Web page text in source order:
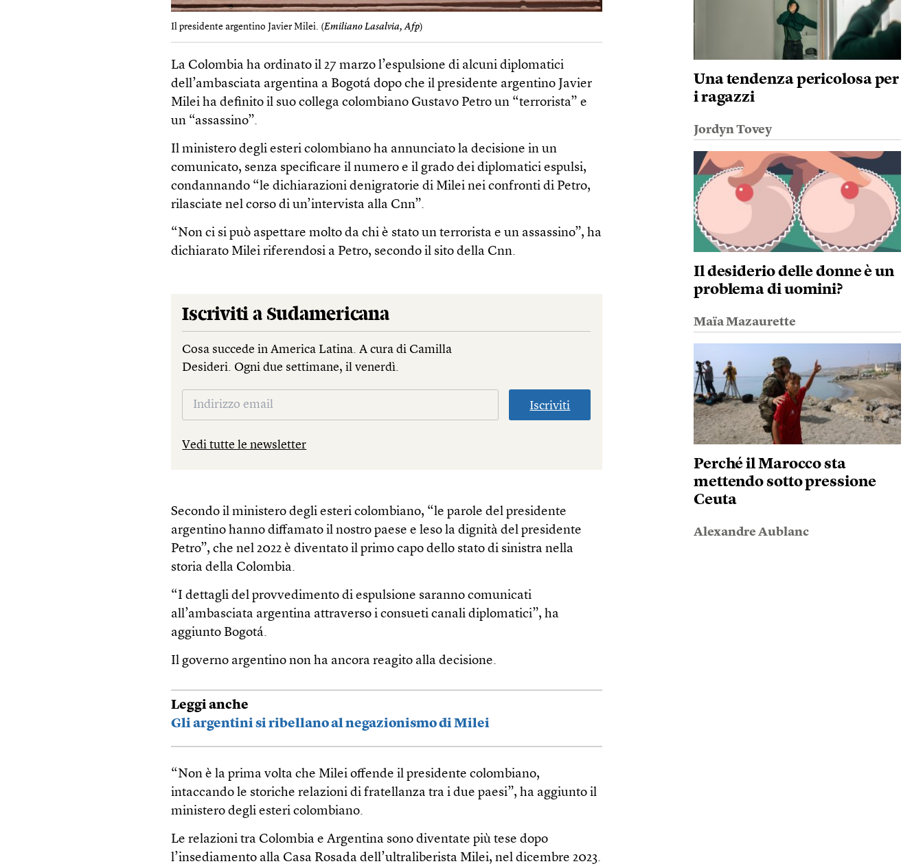
Il presidente argentino Javier Milei. (Emiliano Lasalvia, Afp)
La Colombia ha ordinato il 27 marzo l’espulsione di alcuni diplomatici
dell’ambasciata argentina a Bogotá dopo che il presidente argentino Javier
Milei ha definito il suo collega colombiano Gustavo Petro un “terrorista” e
un “assassino”.
Il ministero degli esteri colombiano ha annunciato la decisione in un
comunicato, senza specificare il numero e il grado dei diplomatici espulsi,
condannando “le dichiarazioni denigratorie di Milei nei confronti di Petro,
rilasciate nel corso di un’intervista alla Cnn”.
“Non ci si può aspettare molto da chi è stato un terrorista e un assassino”, ha
dichiarato Milei riferendosi a Petro, secondo il sito della Cnn.
Iscriviti a Sudamericana
Cosa succede in America Latina. A cura di Camilla
Desideri. Ogni due settimane, il venerdì.
Iscriviti
Vedi tutte le newsletter
Secondo il ministero degli esteri colombiano, “le parole del presidente
argentino hanno diffamato il nostro paese e leso la dignità del presidente
Petro”, che nel 2022 è diventato il primo capo dello stato di sinistra nella
storia della Colombia.
“I dettagli del provvedimento di espulsione saranno comunicati
all’ambasciata argentina attraverso i consueti canali diplomatici”, ha
aggiunto Bogotá.
Il governo argentino non ha ancora reagito alla decisione.
Leggi anche
Gli argentini si ribellano al negazionismo di Milei
“Non è la prima volta che Milei offende il presidente colombiano,
intaccando le storiche relazioni di fratellanza tra i due paesi”, ha aggiunto il
ministero degli esteri colombiano.
Le relazioni tra Colombia e Argentina sono diventate più tese dopo
l’insediamento alla Casa Rosada dell’ultraliberista Milei, nel dicembre 2023.
Una tendenza pericolosa per
i ragazzi
Jordyn Tovey
Il desiderio delle donne è un
problema di uomini?
Maïa Mazaurette
Perché il Marocco sta
mettendo sotto pressione
Ceuta
Alexandre Aublanc